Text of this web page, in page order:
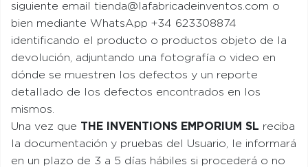
siguiente email tienda@lafabricadeinventos.com o
bien mediante WhatsApp +34 623308874
identificando el producto o productos objeto de la
devolución, adjuntando una fotografía o video en
dónde se muestren los defectos y un reporte
detallado de los defectos encontrados en los
mismos.
Una vez que THE INVENTIONS EMPORIUM SL reciba
la documentación y pruebas del Usuario, le informará
en un plazo de 3 a 5 días hábiles si procederá o no